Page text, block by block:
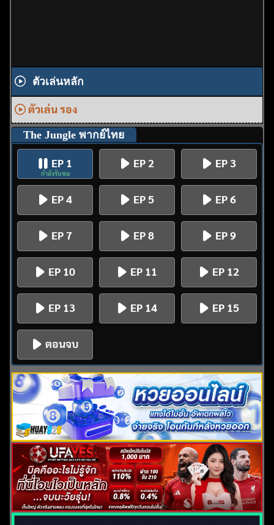
ตัวเล่นหลัก
ตัวเล่น รอง
The Jungle พากย์ไทย
EP 1
กำลังรับชม
EP 2 EP 3
EP 4 EP 5 EP 6
EP 7 EP 8 EP 9
EP 10 EP 11 EP 12
EP 13 EP 14 EP 15
ตอนจบ